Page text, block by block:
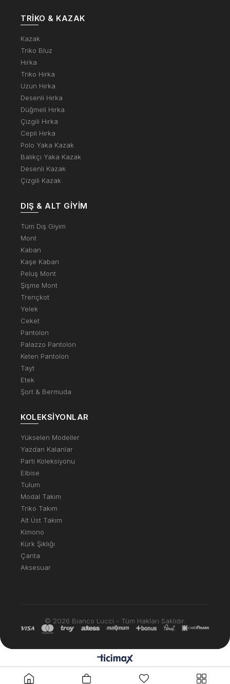
TRIKO & KAZAK
Kazak
Triko Bluz
Hırka
Triko Hırka
Uzun Hırka
Desenli Hırka
Düğmeli Hırka
Çizgili Hırka
Cepli Hırka
Polo Yaka Kazak
Balıkçı Yaka Kazak
Desenli Kazak
Çizgili Kazak
DIŞ & ALT GIYIM
Tüm Dış Giyim
Mont
Kaban
Kaşe Kaban
Peluş Mont
Şişme Mont
Trençkot
Yelek
Ceket
Pantolon
Palazzo Pantolon
Keten Pantolon
Tayt
Etek
Şort & Bermuda
KOLEKSIYONLAR
Yükselen Modeller
Yazdan Kalanlar
Parti Koleksiyonu
Elbise
Tulum
Modal Takım
Triko Takım
Alt Üst Takım
Kimono
Kürk Şıklığı
Çanta
Aksesuar
© 2026 Bianco Lucci - Tüm Hakları Saklıdır.